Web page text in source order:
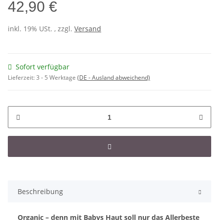
42,90 €
inkl. 19% USt. , zzgl. Versand
Sofort verfügbar
Lieferzeit:3 - 5 Werktage (DE - Ausland abweichend)
Beschreibung
Organic – denn mit Babys Haut soll nur das Allerbeste